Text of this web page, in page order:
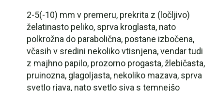
2-5(-10) mm v premeru, prekrita z (ločljivo)
želatinasto peliko, sprva kroglasta, nato
polkrožna do parabolična, postane izbočena,
včasih v sredini nekoliko vtisnjena, vendar tudi
z majhno papilo, prozorno progasta, žlebičasta,
pruinozna, glagoljasta, nekoliko mazava, sprva
svetlo rjava, nato svetlo siva s temnejšo